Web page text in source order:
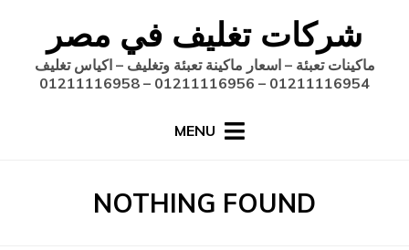
content
شركات تغليف في مصر
ماكينات تعبئة – اسعار ماكينة تعبئة وتغليف – اكياس تغليف
01211116954 – 01211116956 – 01211116958
MENU
NOTHING FOUND